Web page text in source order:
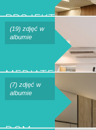
PROJEKT
WNĘTRZA
BANKU
ŻNINIE
(19) zdjęć w
albumie
MEDIATEKA-
BIBLIOTEKA
(7) zdjęć w
albumie